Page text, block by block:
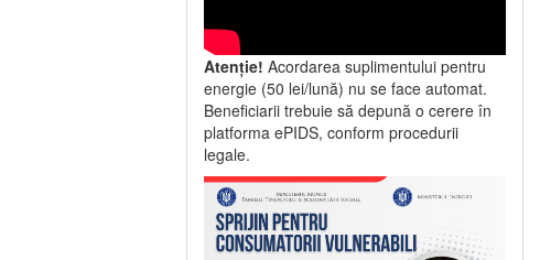
Atenție! Acordarea suplimentului pentru
energie (50 lei/lună) nu se face automat.
Beneficiarii trebuie să depună o cerere în
platforma ePIDS, conform procedurii
legale.